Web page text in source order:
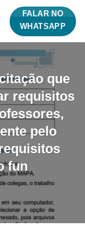
FALAR NO
WHATSAPP
que
requisitos
pelo
fun